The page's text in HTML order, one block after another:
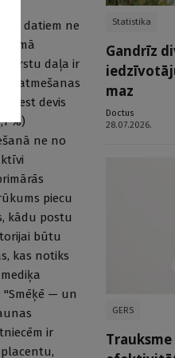
datiem ne
ārstu daļa ir
atmešanas
devis
%)
ne no
piecu
kādu postu
būtu
kas notiks
"Smēķē — un
ir
Statistika
Gandrīz
maz
Doctus
28.07.2026.
GERS